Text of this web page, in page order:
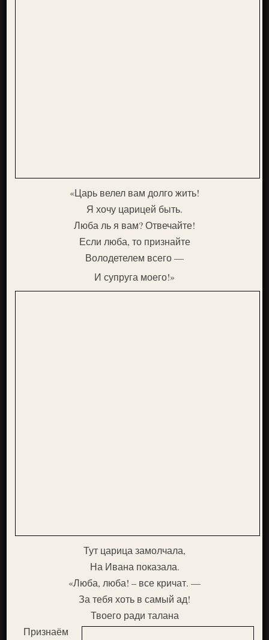
«Царь велел вам долго жить!
Я хочу царицей быть.
Люба ль я вам? Отвечайте!
Если люба, то признайте
Володетелем всего —
И супруга моего!»
Тут царица замолчала,
На Ивана показала.
«Люба, люба! – все кричат. —
За тебя хоть в самый ад!
Твоего ради талана
Признаём